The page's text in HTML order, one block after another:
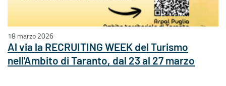
18 marzo 2026
Al via la RECRUITING WEEK del Turismo
nell'Ambito di Taranto, dal 23 al 27 marzo